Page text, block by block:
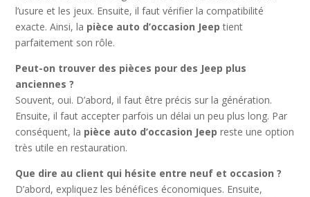
l’usure et les jeux. Ensuite, il faut vérifier la compatibilité
exacte. Ainsi, la pièce auto d’occasion Jeep tient
parfaitement son rôle.
Peut-on trouver des pièces pour des Jeep plus
anciennes ?
Souvent, oui. D’abord, il faut être précis sur la génération.
Ensuite, il faut accepter parfois un délai un peu plus long. Par
conséquent, la pièce auto d’occasion Jeep reste une option
très utile en restauration.
Que dire au client qui hésite entre neuf et occasion ?
D’abord, expliquez les bénéfices économiques. Ensuite,